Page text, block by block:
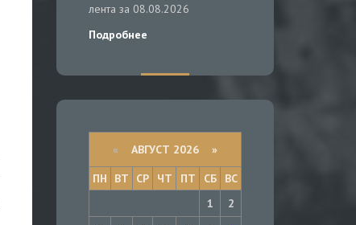
лента за 08.08.2026
Подробнее
« АВГУСТ 2026 »
ПН
ВТ СР ЧТ ПТ СБ
ВС
1
2